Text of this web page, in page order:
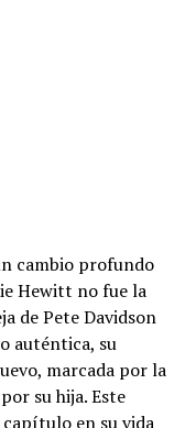
cambio profundo
Hewitt no fue la
de Pete Davidson
auténtica, su
marcada por la
su hija. Este
en su vida